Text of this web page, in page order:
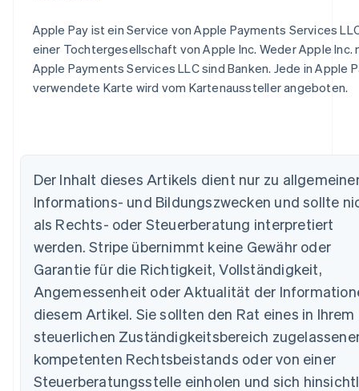
Apple Pay ist ein Service von Apple Payments Services
einer Tochtergesellschaft von Apple Inc. Weder Apple Inc.
Apple Payments Services LLC sind Banken. Jede in Apple
verwendete Karte wird vom Kartenaussteller angeboten.
Der Inhalt dieses Artikels dient nur zu
Informations- und Bildungszwecken und sollte
als Rechts- oder Steuerberatung interpretiert
werden. Stripe übernimmt keine Gewähr oder
Garantie für die Richtigkeit, Vollständigkeit,
Angemessenheit oder Aktualität der
diesem Artikel. Sie sollten den Rat eines in Ihrem
steuerlichen Zuständigkeitsbereich
kompetenten Rechtsbeistands oder von einer
Steuerberatungsstelle einholen und sich
English
NederlandsFrançais DeutschEnglish
Brasilien
Português English
Bulgarien
English
Dänemark
Deutschland
DeutschEnglish
Estland
English
Festlandchina
简体中文English